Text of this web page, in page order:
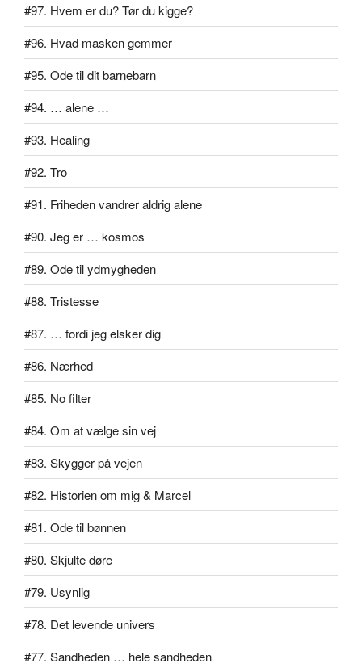
#97. Hvem er du? Tør du kigge?
#96. Hvad masken gemmer
#95. Ode til dit barnebarn
#94. … alene …
#93. Healing
#92. Tro
#91. Friheden vandrer aldrig alene
#90. Jeg er … kosmos
#89. Ode til ydmygheden
#88. Tristesse
#87. … fordi jeg elsker dig
#86. Nærhed
#85. No filter
#84. Om at vælge sin vej
#83. Skygger på vejen
#82. Historien om mig & Marcel
#81. Ode til bønnen
#80. Skjulte døre
#79. Usynlig
#78. Det levende univers
#77. Sandheden … hele sandheden